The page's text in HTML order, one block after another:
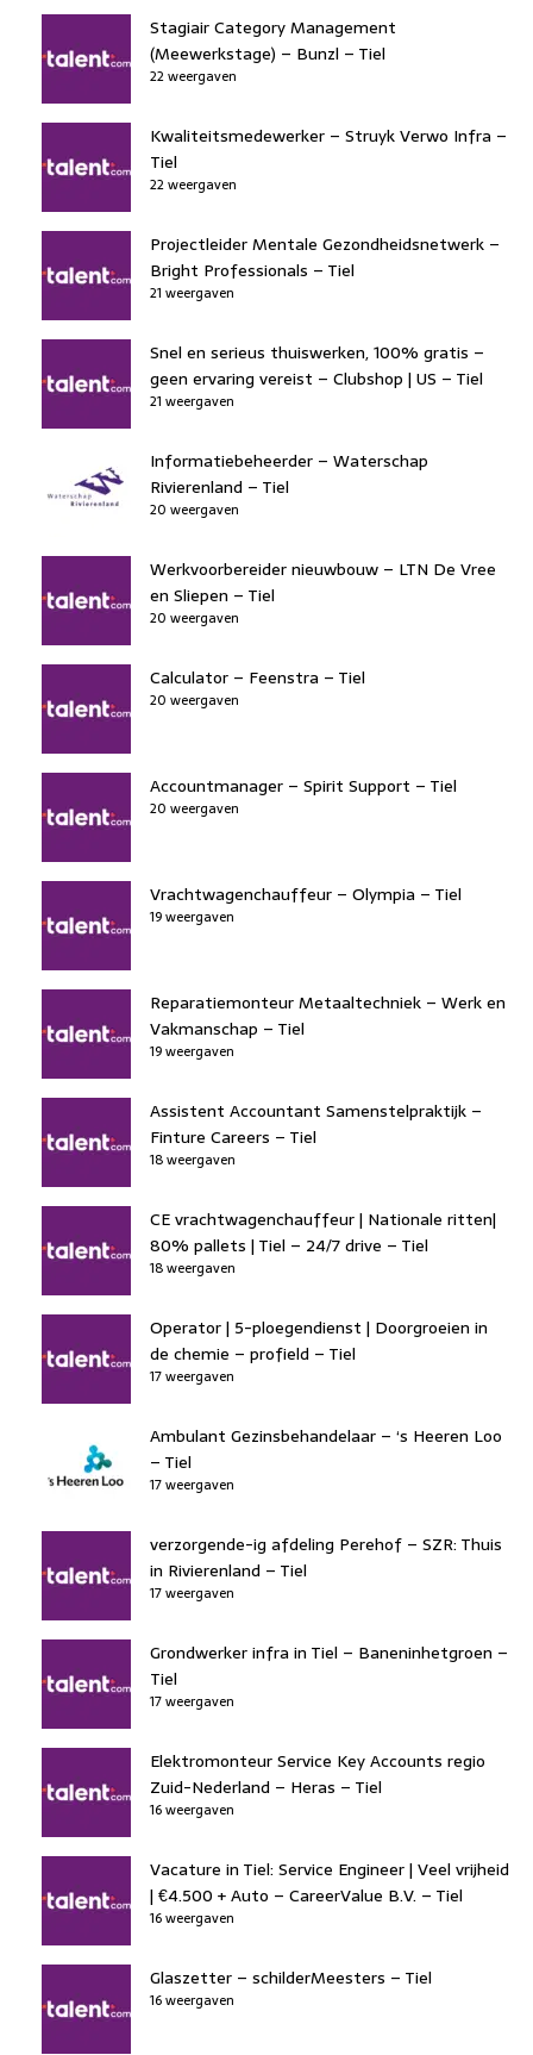
Stagiair Category Management
(Meewerkstage) – Bunzl – Tiel
22 weergaven
Kwaliteitsmedewerker – Struyk Verwo Infra –
Tiel
22 weergaven
Projectleider Mentale Gezondheidsnetwerk –
Bright Professionals – Tiel
21 weergaven
Snel en serieus thuiswerken, 100% gratis –
geen ervaring vereist – Clubshop | US – Tiel
21 weergaven
Informatiebeheerder – Waterschap
Rivierenland – Tiel
20 weergaven
Werkvoorbereider nieuwbouw – LTN De Vree
en Sliepen – Tiel
20 weergaven
Calculator – Feenstra – Tiel
20 weergaven
Accountmanager – Spirit Support – Tiel
20 weergaven
Vrachtwagenchauffeur – Olympia – Tiel
19 weergaven
Reparatiemonteur Metaaltechniek – Werk en
Vakmanschap – Tiel
19 weergaven
Assistent Accountant Samenstelpraktijk –
Finture Careers – Tiel
18 weergaven
CE vrachtwagenchauffeur | Nationale ritten|
80% pallets | Tiel – 24/7 drive – Tiel
18 weergaven
Operator | 5-ploegendienst | Doorgroeien in
de chemie – profield – Tiel
17 weergaven
Ambulant Gezinsbehandelaar – ‘s Heeren Loo
– Tiel
17 weergaven
verzorgende-ig afdeling Perehof – SZR: Thuis
in Rivierenland – Tiel
17 weergaven
Grondwerker infra in Tiel – Baneninhetgroen –
Tiel
17 weergaven
Elektromonteur Service Key Accounts regio
Zuid-Nederland – Heras – Tiel
16 weergaven
Vacature in Tiel: Service Engineer | Veel vrijheid
| €4.500 + Auto – CareerValue B.V. – Tiel
16 weergaven
Glaszetter – schilderMeesters – Tiel
16 weergaven